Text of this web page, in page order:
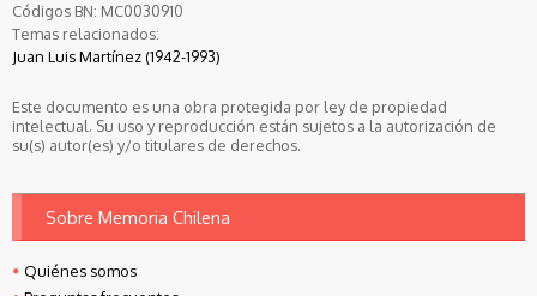
Códigos BN: MC0030910
Temas relacionados:
Juan Luis Martínez (1942-1993)
Este documento es una obra protegida por ley de propiedad
intelectual. Su uso y reproducción están sujetos a la autorización de
su(s) autor(es) y/o titulares de derechos.
Sobre Memoria Chilena
Quiénes somos